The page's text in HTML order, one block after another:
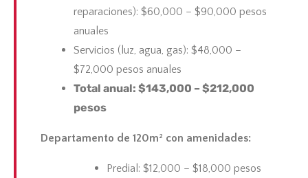
reparaciones): $60,000 – $90,000 pesos
anuales
Servicios (luz, agua, gas): $48,000 –
$72,000 pesos anuales
Total anual: $143,000 – $212,000
pesos
Departamento de 120m² con amenidades:
Predial: $12,000 – $18,000 pesos